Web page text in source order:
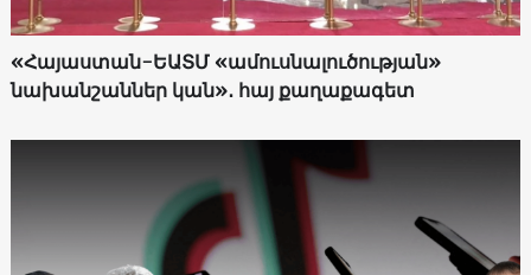
«Հայաստան-ԵԱՏՄ «ամուսնալուծության»
նախանշաններ կան»․ հայ քաղաքագետ